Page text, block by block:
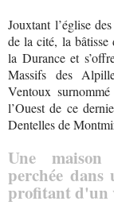
Jouxtant l’église
de la cité, la bâtisse
la Durance et
Massifs des
Ventoux
l’Ouest de ce
Dentelles de
Une
perchée
profitant d'un